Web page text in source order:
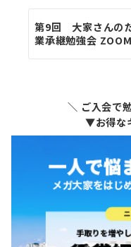
第9回 大家さんの
業承継勉強会
＼ ご入会で
▼お得な